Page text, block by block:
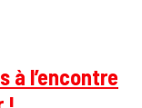
à l’encontre